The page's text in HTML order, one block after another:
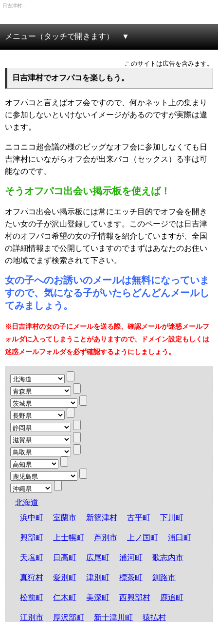
日吉津村 -
メニュー（タッチで開きます）
このサイトは広告を含みます。
日吉津村でオフパコを楽しもう。
オフパコと言えばオフ会ですので、何かネット上の集まり
に参加しないといけないイメージがあるのですが実際は違
います。
ニコニコ超会議の様のビッグなオフ会に参加しなくても日
吉津村にいながらオフ会が出来パコ（セックス）る事は可
能なのです。
そうオフパコ出会い掲示板を使えば！
オフパコ出会い掲示板には常にエッチ目的でオフ会を開き
たい女の子が沢山登録しています。このページでは日吉津
村のオフパコ希望の女の子情報を紹介していますが、全国
の詳細情報まで公開していますのでまずはあなたのお住い
の地域でまず検索されて下さい。
女の子へのお誘いのメールは無料になっていま
すので、気になる子がいたらどんどんメールし
てみましょう。
※日吉津村の女の子にメールを送る際、確認メールが迷惑メールフ
ォルダに入ってしまうことがありますので、ドメイン設定もしくは
迷惑メールフォルダを必ず確認するようにしましょう。
北海道
浜中町
室蘭市 新篠津村 古平町 下川町
興部町 上士幌町 芦別市 上ノ国町 浦臼町
天塩町 日高町 広尾町 浦河町 歌志内市
真狩村 愛別町 津別町 標茶町 釧路市
松前町 仁木町 美深町 西興部村 鹿追町
江別市 厚沢部町 新十津川町 猿払村